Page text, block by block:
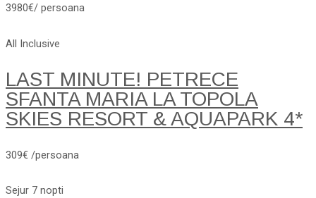
3980€/ persoana
All Inclusive
LAST MINUTE! PETRECE
SFANTA MARIA LA TOPOLA
SKIES RESORT & AQUAPARK 4*
309€ /persoana
Sejur 7 nopti